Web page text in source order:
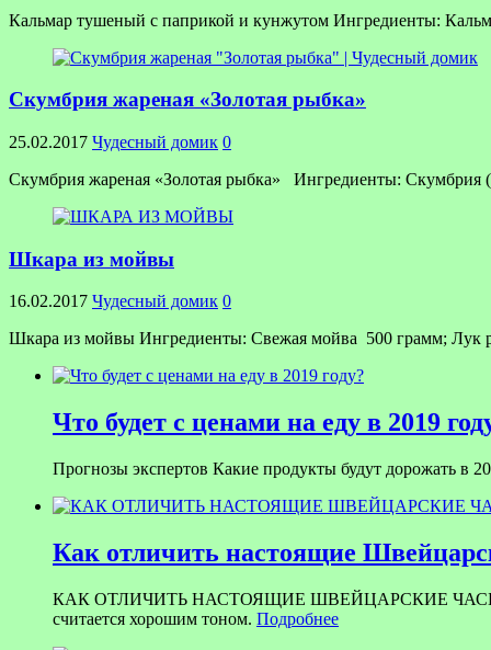
Кальмар тушеный с паприкой и кунжутом Ингредиенты:
Скумбрия жареная «Золотая рыбка»
25.02.2017 Чудесный домик 0
Скумбрия жареная «Золотая рыбка» Ингредиенты:
Шкара из мойвы
16.02.2017 Чудесный домик 0
Шкара из мойвы Ингредиенты: Свежая мойва 500 грамм;
Что будет с ценами на еду в 2019
Прогнозы экспертов Какие продукты будут дорожать в
Как отличить настоящие
КАК ОТЛИЧИТЬ НАСТОЯЩИЕ ШВЕЙЦАРСКИЕ ЧАСЫ ОТ
считается хорошим тоном. Подробнее